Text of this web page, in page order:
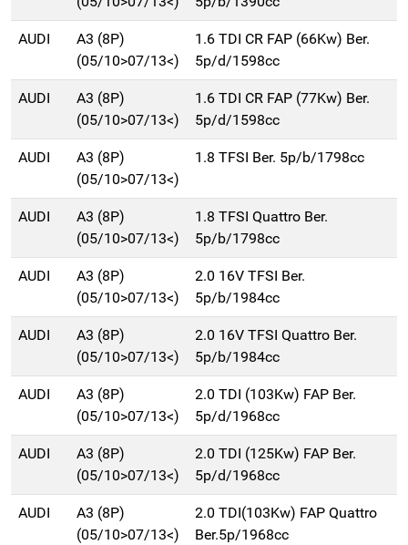
AUDI
A3 (8P)
(05/10>07/13<)
1.6 TDI CR FAP (66Kw) Ber.
5p/d/1598cc
AUDI
A3 (8P)
(05/10>07/13<)
1.6 TDI CR FAP (77Kw) Ber.
5p/d/1598cc
AUDI
A3 (8P)
(05/10>07/13<)
1.8 TFSI Ber. 5p/b/1798cc
AUDI
A3 (8P)
(05/10>07/13<)
1.8 TFSI Quattro Ber.
5p/b/1798cc
AUDI
A3 (8P)
(05/10>07/13<)
2.0 16V TFSI Ber.
5p/b/1984cc
AUDI
A3 (8P)
(05/10>07/13<)
2.0 16V TFSI Quattro Ber.
5p/b/1984cc
AUDI
A3 (8P)
(05/10>07/13<)
2.0 TDI (103Kw) FAP Ber.
5p/d/1968cc
AUDI
A3 (8P)
(05/10>07/13<)
2.0 TDI (125Kw) FAP Ber.
5p/d/1968cc
AUDI
A3 (8P)
(05/10>07/13<)
2.0 TDI(103Kw) FAP Quattro
Ber.5p/1968cc